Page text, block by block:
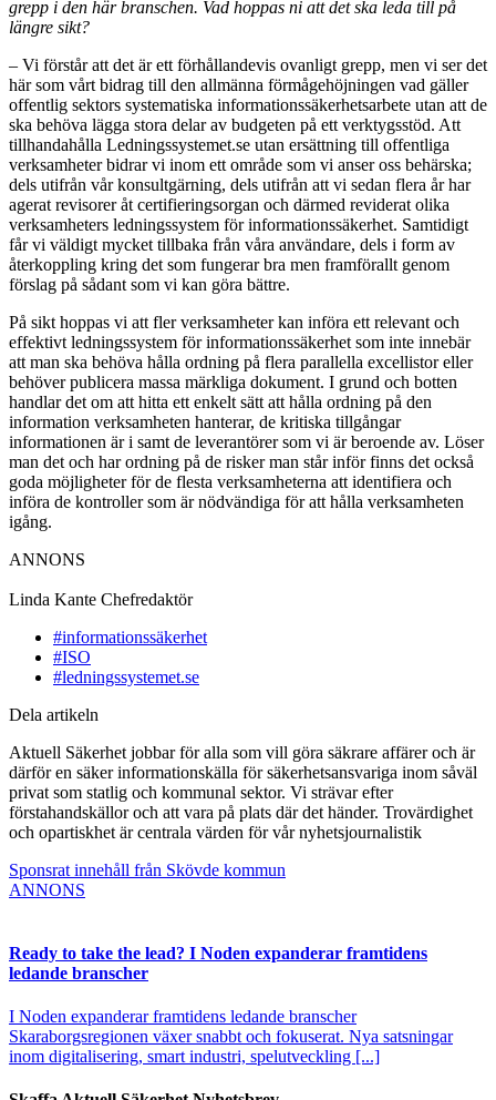
grepp i den här branschen. Vad hoppas ni att det ska leda till på
längre sikt?
– Vi förstår att det är ett förhållandevis ovanligt grepp, men vi ser det
här som vårt bidrag till den allmänna förmågehöjningen vad gäller
offentlig sektors systematiska informationssäkerhetsarbete utan att de
ska behöva lägga stora delar av budgeten på ett verktygsstöd. Att
tillhandahålla Ledningssystemet.se utan ersättning till offentliga
verksamheter bidrar vi inom ett område som vi anser oss behärska;
dels utifrån vår konsultgärning, dels utifrån att vi sedan flera år har
agerat revisorer åt certifieringsorgan och därmed reviderat olika
verksamheters ledningssystem för informationssäkerhet. Samtidigt
får vi väldigt mycket tillbaka från våra användare, dels i form av
återkoppling kring det som fungerar bra men framförallt genom
förslag på sådant som vi kan göra bättre.
På sikt hoppas vi att fler verksamheter kan införa ett relevant och
effektivt ledningssystem för informationssäkerhet som inte innebär
att man ska behöva hålla ordning på flera parallella excellistor eller
behöver publicera massa märkliga dokument. I grund och botten
handlar det om att hitta ett enkelt sätt att hålla ordning på den
information verksamheten hanterar, de kritiska tillgångar
informationen är i samt de leverantörer som vi är beroende av. Löser
man det och har ordning på de risker man står inför finns det också
goda möjligheter för de flesta verksamheterna att identifiera och
införa de kontroller som är nödvändiga för att hålla verksamheten
igång.
ANNONS
Linda Kante Chefredaktör
#informationssäkerhet
#ISO
#ledningssystemet.se
Dela artikeln
Aktuell Säkerhet jobbar för alla som vill göra säkrare affärer och är
därför en säker informationskälla för säkerhetsansvariga inom såväl
privat som statlig och kommunal sektor. Vi strävar efter
förstahandskällor och att vara på plats där det händer. Trovärdighet
och opartiskhet är centrala värden för vår nyhetsjournalistik
Sponsrat innehåll från Skövde kommun
ANNONS
Ready to take the lead? I Noden expanderar framtidens
ledande branscher
I Noden expanderar framtidens ledande branscher
Skaraborgsregionen växer snabbt och fokuserat. Nya satsningar
inom digitalisering, smart industri, spelutveckling [...]